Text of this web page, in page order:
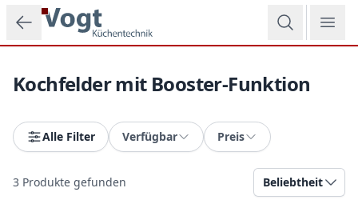
Zum Hauptinhalt springen
Kochfelder mit Booster-Funktion
Alle Filter Verfügbar Preis
3 Produkte gefunden Beliebtheit